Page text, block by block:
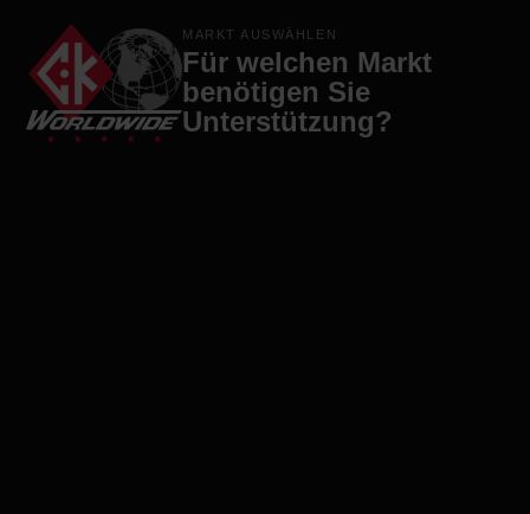
Produkte Marken Firma Kontakt
MARKT AUSWÄHLEN
Für welchen Markt
benötigen Sie
Unterstützung?